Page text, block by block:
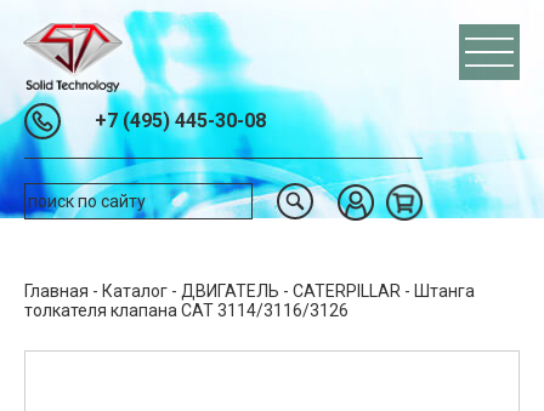
+7 (495) 445-30-08
Главная - Каталог - ДВИГАТЕЛЬ - CATERPILLAR - Штанга
толкателя клапана CAT 3114/3116/3126